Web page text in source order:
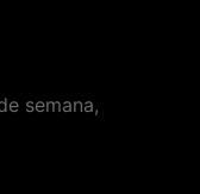
semana,